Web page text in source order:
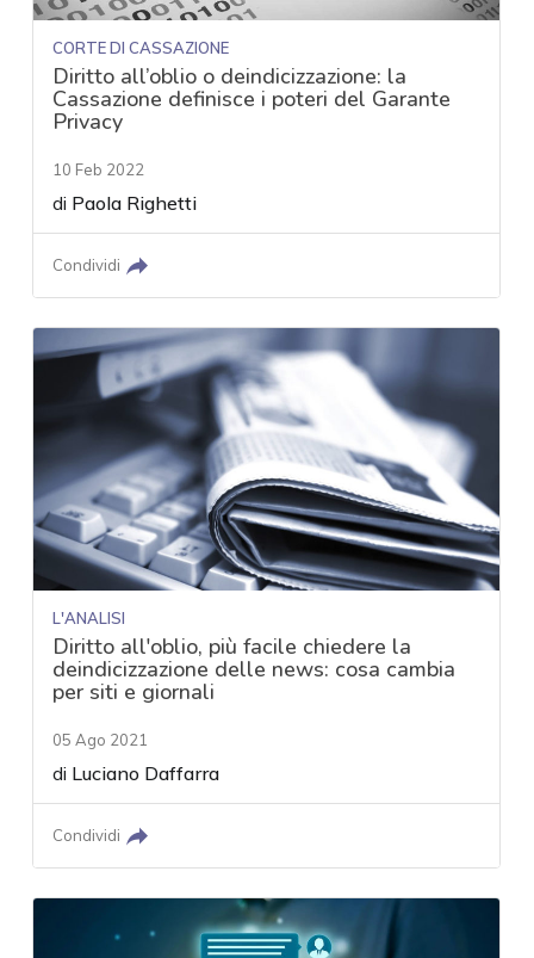
CORTE DI CASSAZIONE
Diritto all’oblio o deindicizzazione: la
Cassazione definisce i poteri del Garante
Privacy
10 Feb 2022
di Paola Righetti
Condividi
L'ANALISI
Diritto all'oblio, più facile chiedere la
deindicizzazione delle news: cosa cambia
per siti e giornali
05 Ago 2021
di Luciano Daffarra
Condividi